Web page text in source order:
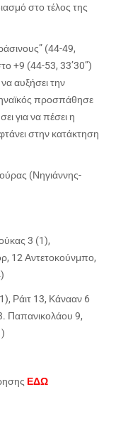
στο τέλος της
(44-49,
+9 (44-53, 33’30”)
αυξήσει την
προσπάθησε
για να πέσει η
στην κατάκτηση
(Νηγιάννης-
3 (1),
12 Αντετοκούνμπο,
Ράιτ 13, Κάνααν 6
Παπανικολάου 9,
ΕΔΩ